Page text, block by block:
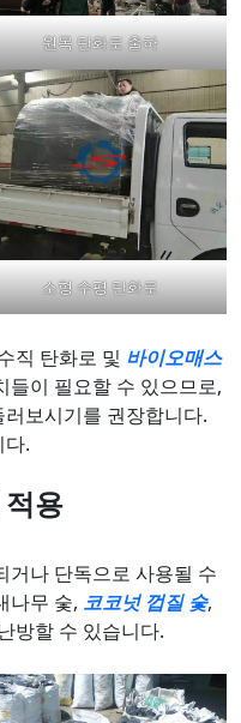
원목 탄화로 출하
소형 수평 탄화로
직 탄화로 및 바이오매스
들이 필요할 수 있으므로,
보시기를 권장합니다.
.
용
거나 단독으로 사용될 수
나무 숯, 코코넛 껍질 숯,
방할 수 있습니다.